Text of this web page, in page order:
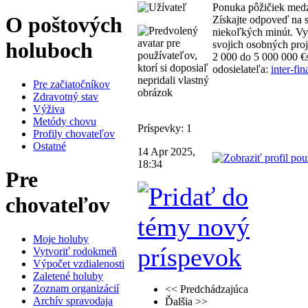
O poštových
holuboch
Pre začiatočníkov
Zdravotný stav
Výživa
Metódy chovu
Profily chovateľov
Ostatné
Pre
chovateľov
Moje holuby
Vytvoriť rodokmeň
Výpočet vzdialenosti
Zaletené holuby
Zoznam organizácií
Archív spravodaja
Príspevky: 1
Ponuka pôžičiek
Získajte odpoveď na
niekoľkých minút.
svojich osobných
2 000 do 5 000 000
odosielateľa: inter-
14 Apr 2025,
18:34
<< Predchádzajúca
Ďalšia >>